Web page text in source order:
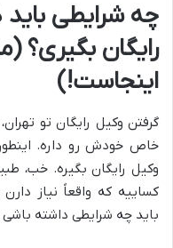
چه شرایطی باید
رایگان بگیری؟
اینجاست!)
گرفتن وکیل رایگان تو
خاص خودش رو داره.
وکیل رایگان بگیره. خب،
کساییه که واقعاً نیاز
باید چه شرایطی داشته باشی